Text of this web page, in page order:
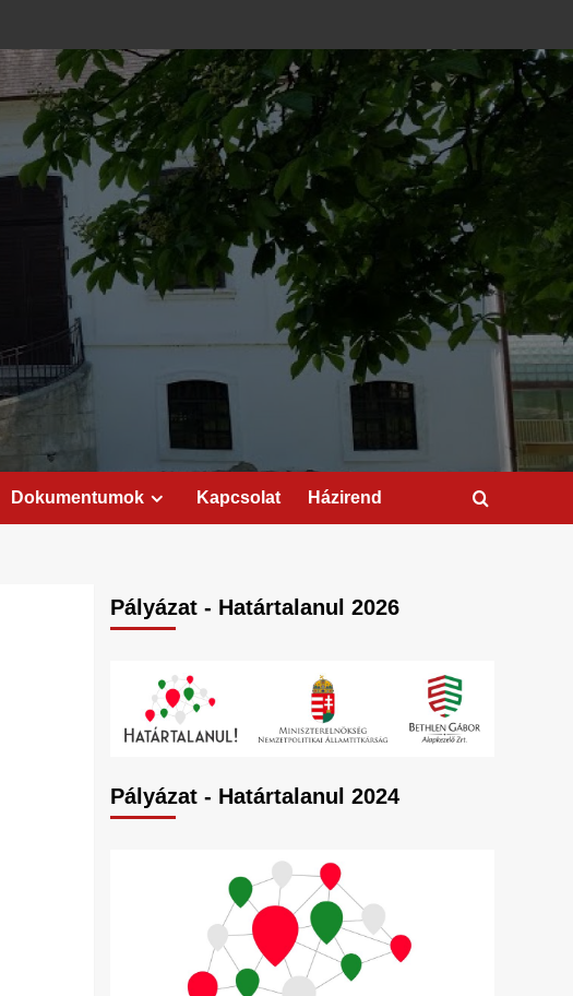
Dokumentumok Kapcsolat Házirend
Pályázat - Határtalanul 2026
Pályázat - Határtalanul 2024